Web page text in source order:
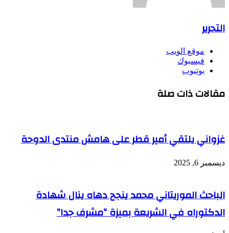
التحرير
موقع الويب
فيسبوك
يوتيوب
مقالات ذات صلة
غزواني يلتقي أمير قطر على هامش منتدى الدوحة
ديسمبر 6, 2025
الباحث الموريتاني محمد ينجح دهاه ينال شهادة
الدكتوراه في الشريعة بميزة “مشرف جدا”